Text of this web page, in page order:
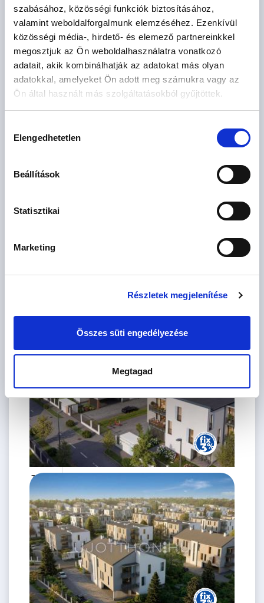
szabásához, közösségi funkciók biztosításához,
valamint weboldalforgalmunk elemzéséhez. Ezenkívül
közösségi média-, hirdető- és elemező partnereinkkel
megosztjuk az Ön weboldalhasználatra vonatkozó
adatait, akik kombinálhatják az adatokat más olyan
adatokkal, amelyeket Ön adott meg számukra vagy az
Ön által használt más szolgáltatásokból gyűjtöttek.
kiválasztása
Elengedhetetlen
Beállítások
Statisztikai
Marketing
Részletek megjelenítése
Összes süti engedélyezése
Megtagad
79.49 M
2
3 szoba
2. emelet
Ft
2. emelet
75.99 M
Ft
59 m2
2. emelet